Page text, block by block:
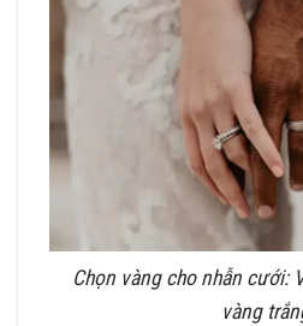
Chọn vàng cho nhẫn cưới:
vàng